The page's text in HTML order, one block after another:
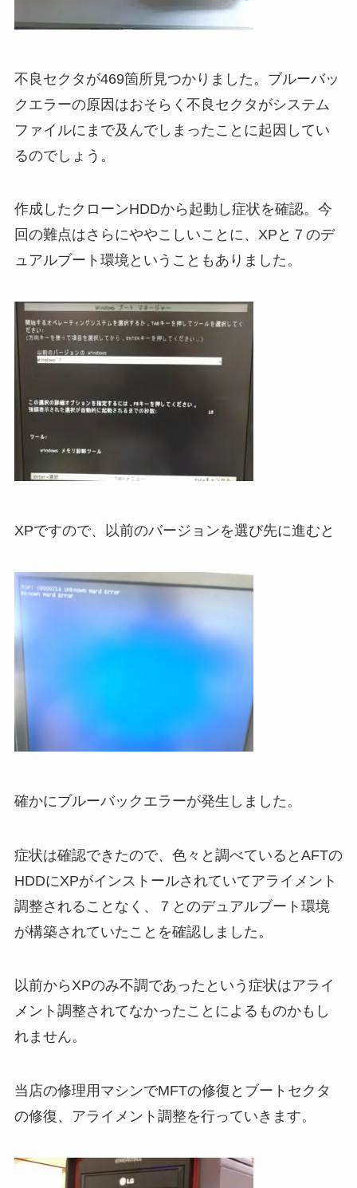
不良セクタが469箇所見つかりました。ブルーバッ
クエラーの原因はおそらく不良セクタがシステム
ファイルにまで及んでしまったことに起因してい
るのでしょう。
作成したクローンHDDから起動し症状を確認。今
回の難点はさらにややこしいことに、XPと７のデ
ュアルブート環境ということもありました。
XPですので、以前のバージョンを選び先に進むと
確かにブルーバックエラーが発生しました。
症状は確認できたので、色々と調べているとAFTの
HDDにXPがインストールされていてアライメント
調整されることなく、７とのデュアルブート環境
が構築されていたことを確認しました。
以前からXPのみ不調であったという症状はアライ
メント調整されてなかったことによるものかもし
れません。
当店の修理用マシンでMFTの修復とブートセクタ
の修復、アライメント調整を行っていきます。